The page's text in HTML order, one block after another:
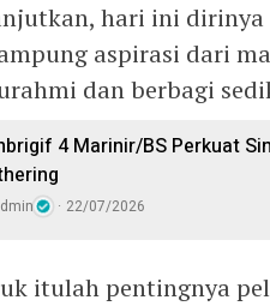
hari ini dirinya
aspirasi dari
dan berbagi
4 Marinir/BS Perkuat
22/07/2026
itulah pentingnya